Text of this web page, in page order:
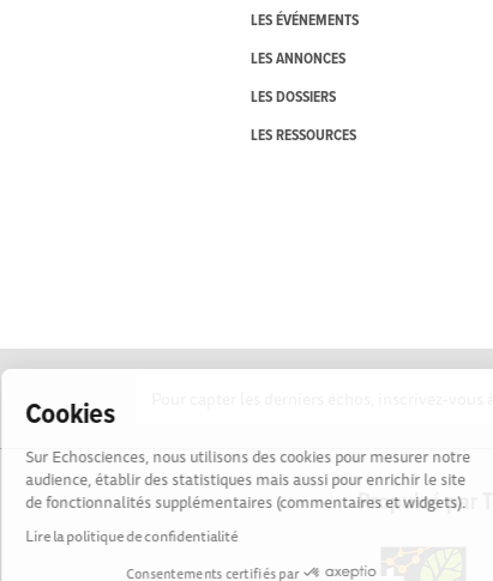
Cookies
Sur Echosciences, nous utilisons des cookies pour mesurer notre
audience, établir des statistiques mais aussi pour enrichir le site
de fonctionnalités supplémentaires (commentaires et widgets).
Lire la politique de confidentialité
Consentements certifiés par
LES ÉVÉNEMENTS
LES ANNONCES
LES DOSSIERS
LES RESSOURCES
Propulsé par